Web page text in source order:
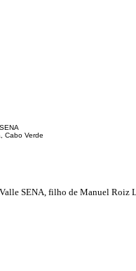
Cabo Verde
SENA, filho de Manuel Roiz